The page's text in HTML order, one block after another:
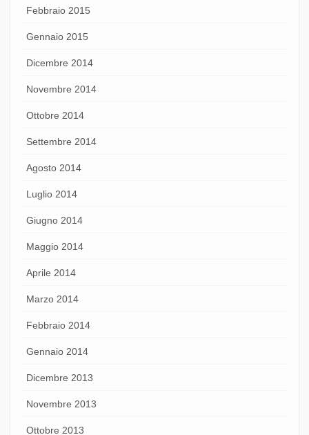
Febbraio 2015
Gennaio 2015
Dicembre 2014
Novembre 2014
Ottobre 2014
Settembre 2014
Agosto 2014
Luglio 2014
Giugno 2014
Maggio 2014
Aprile 2014
Marzo 2014
Febbraio 2014
Gennaio 2014
Dicembre 2013
Novembre 2013
Ottobre 2013